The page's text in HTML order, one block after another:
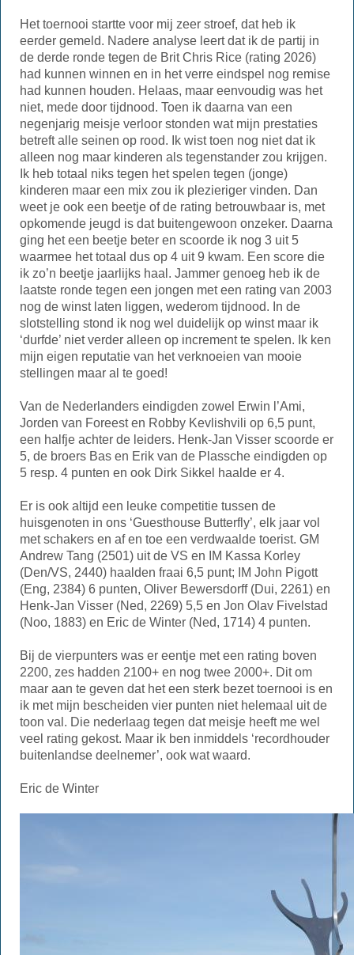
Het toernooi startte voor mij zeer stroef, dat heb ik
eerder gemeld. Nadere analyse leert dat ik de partij in
de derde ronde tegen de Brit Chris Rice (rating 2026)
had kunnen winnen en in het verre eindspel nog remise
had kunnen houden. Helaas, maar eenvoudig was het
niet, mede door tijdnood. Toen ik daarna van een
negenjarig meisje verloor stonden wat mijn prestaties
betreft alle seinen op rood. Ik wist toen nog niet dat ik
alleen nog maar kinderen als tegenstander zou krijgen.
Ik heb totaal niks tegen het spelen tegen (jonge)
kinderen maar een mix zou ik plezieriger vinden. Dan
weet je ook een beetje of de rating betrouwbaar is, met
opkomende jeugd is dat buitengewoon onzeker. Daarna
ging het een beetje beter en scoorde ik nog 3 uit 5
waarmee het totaal dus op 4 uit 9 kwam. Een score die
ik zo’n beetje jaarlijks haal. Jammer genoeg heb ik de
laatste ronde tegen een jongen met een rating van 2003
nog de winst laten liggen, wederom tijdnood. In de
slotstelling stond ik nog wel duidelijk op winst maar ik
‘durfde’ niet verder alleen op increment te spelen. Ik ken
mijn eigen reputatie van het verknoeien van mooie
stellingen maar al te goed!
Van de Nederlanders eindigden zowel Erwin l’Ami,
Jorden van Foreest en Robby Kevlishvili op 6,5 punt,
een halfje achter de leiders. Henk-Jan Visser scoorde er
5, de broers Bas en Erik van de Plassche eindigden op
5 resp. 4 punten en ook Dirk Sikkel haalde er 4.
Er is ook altijd een leuke competitie tussen de
huisgenoten in ons ‘Guesthouse Butterfly’, elk jaar vol
met schakers en af en toe een verdwaalde toerist. GM
Andrew Tang (2501) uit de VS en IM Kassa Korley
(Den/VS, 2440) haalden fraai 6,5 punt; IM John Pigott
(Eng, 2384) 6 punten, Oliver Bewersdorff (Dui, 2261) en
Henk-Jan Visser (Ned, 2269) 5,5 en Jon Olav Fivelstad
(Noo, 1883) en Eric de Winter (Ned, 1714) 4 punten.
Bij de vierpunters was er eentje met een rating boven
2200, zes hadden 2100+ en nog twee 2000+. Dit om
maar aan te geven dat het een sterk bezet toernooi is en
ik met mijn bescheiden vier punten niet helemaal uit de
toon val. Die nederlaag tegen dat meisje heeft me wel
veel rating gekost. Maar ik ben inmiddels ‘recordhouder
buitenlandse deelnemer’, ook wat waard.
Eric de Winter